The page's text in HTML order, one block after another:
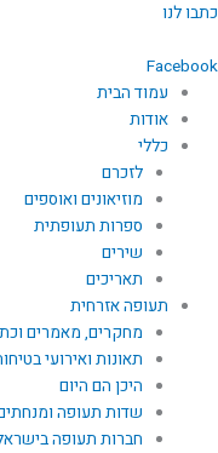
דילוג
כתבו לנו
Facebook
עמוד הבית
אודות
כללי
לזכרם
מוזיאונים ואוספים
ספרות תעופתית
שירים
תאריכים
תעופה אזרחית
מחקרים, מאמרים
תאונות ואירועי
היכן הם היום
שדות תעופה
חברות תעופה